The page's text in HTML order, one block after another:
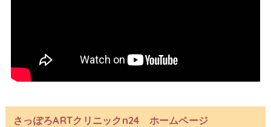
さっぽろARTクリニックn24 ホームページ